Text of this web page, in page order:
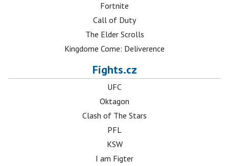
Fortnite
Call of Duty
The Elder Scrolls
Kingdome Come: Deliverence
Fights.cz
UFC
Oktagon
Clash of The Stars
PFL
KSW
I am Figter